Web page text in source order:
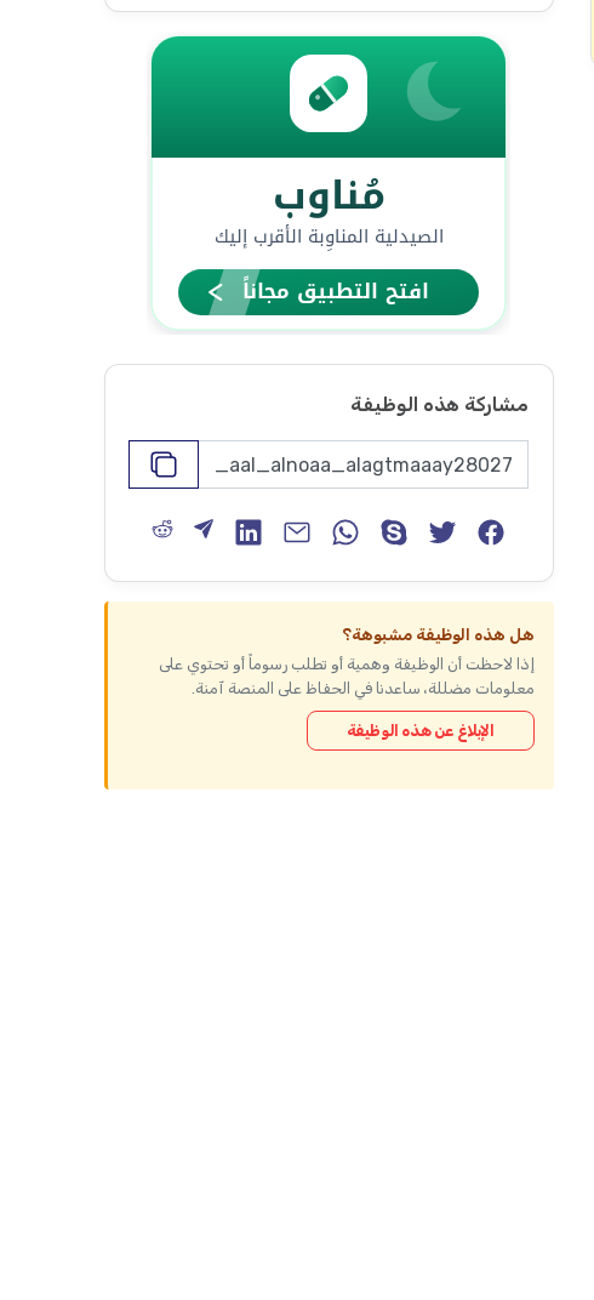
مشاركة هذه الوظيفة
هل هذه الوظيفة مشبوهة؟
إذا لاحظت أن الوظيفة وهمية أو تطلب رسوماً أو تحتوي على
معلومات مضللة، ساعدنا في الحفاظ على المنصة آمنة.
الإبلاغ عن هذه الوظيفة